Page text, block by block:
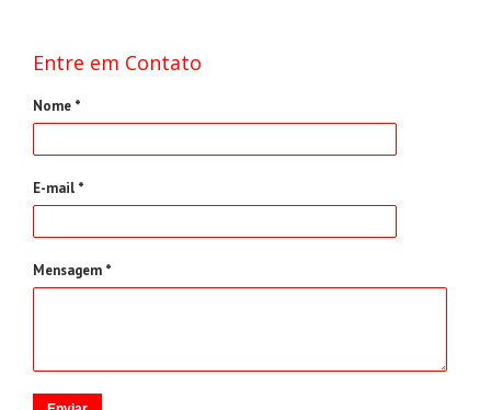
Entre em Contato
Nome *
E-mail *
Mensagem *